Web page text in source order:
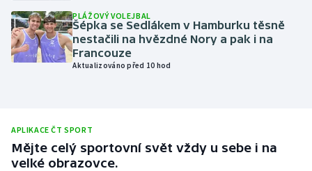
Moderní pětiboj
Motorsport
Plavání
PLÁŽOVÝ VOLEJBAL
Šépka se Sedlákem v Hamburku těsně
nestačili na hvězdné Nory a pak i na
Francouze
Aktualizováno před 10 hod
APLIKACE ČT SPORT
Mějte celý sportovní svět vždy u sebe i na
velké obrazovce.